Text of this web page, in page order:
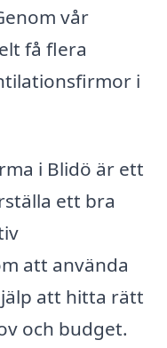
vår
få flera
i
i Blidö är ett
ett bra
att använda
att hitta rätt
och budget.